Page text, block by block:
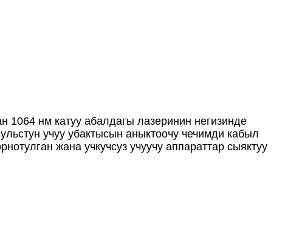
1064 нм катуу абалдагы лазеринин негизинде
учуу убактысын аныктоочу чечимди кабыл
жана учкучсуз учуучу аппараттар сыяктуу